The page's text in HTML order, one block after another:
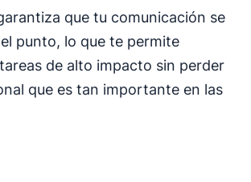
que tu comunicación se
punto, lo que te permite
de alto impacto sin perder
que es tan importante en las